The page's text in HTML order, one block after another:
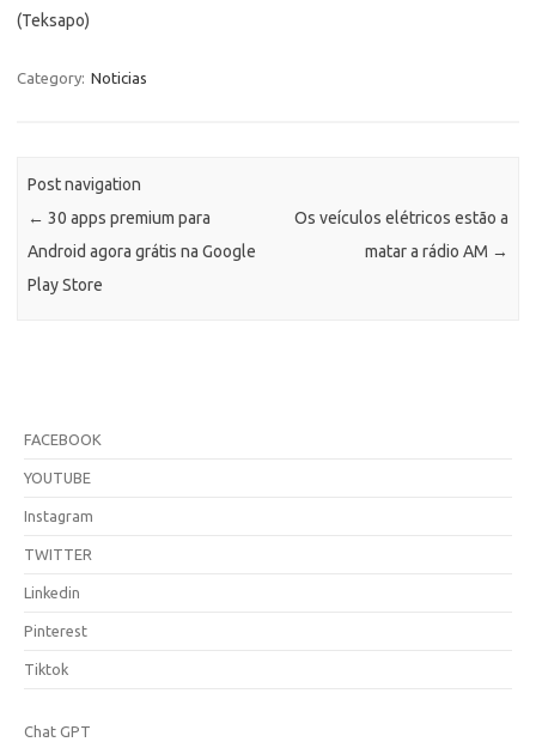
(Teksapo)
Category: Noticias
Post navigation
← 30 apps premium para
Android agora grátis na Google
Play Store
Os veículos elétricos estão a
matar a rádio AM →
FACEBOOK
YOUTUBE
Instagram
TWITTER
Linkedin
Pinterest
Tiktok
Chat GPT